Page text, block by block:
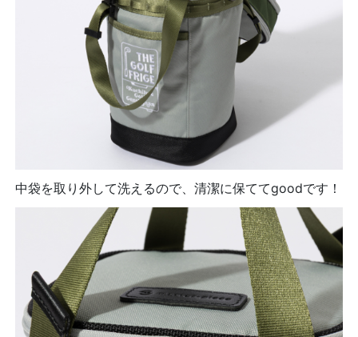
中袋を取り外して洗えるので、清潔に保ててgoodです！